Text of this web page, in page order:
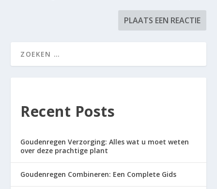
Recent Posts
Goudenregen Verzorging: Alles wat u moet weten
over deze prachtige plant
Goudenregen Combineren: Een Complete Gids